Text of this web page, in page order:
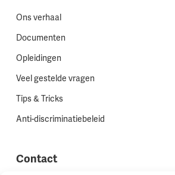
Ons verhaal
Documenten
Opleidingen
Veel gestelde vragen
Tips & Tricks
Anti-discriminatiebeleid
Contact